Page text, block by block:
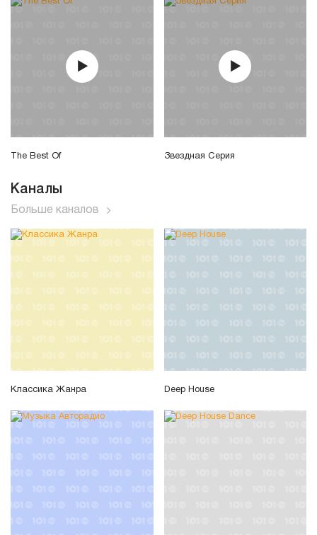
The Best Of Звездная Серия
Каналы
Больше каналов
Классика Жанра Deep House